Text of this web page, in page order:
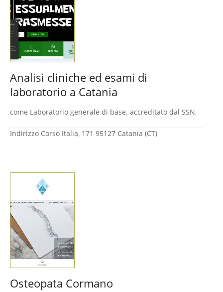
Analisi cliniche ed esami di
laboratorio a Catania
come Laboratorio generale di base. accreditato dal SSN,
Indirizzo Corso Italia, 171 95127 Catania (CT)
Osteopata Cormano